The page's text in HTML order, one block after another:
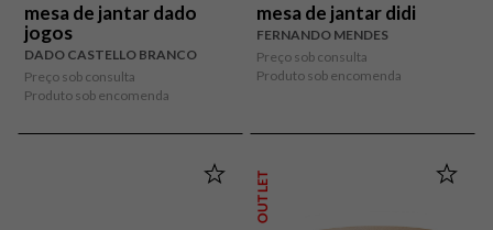
mesa de jantar dado
jogos
DADO CASTELLO BRANCO
Preço sob consulta
Produto sob encomenda
mesa de jantar didi
FERNANDO MENDES
Preço sob consulta
Produto sob encomenda
OUTLET